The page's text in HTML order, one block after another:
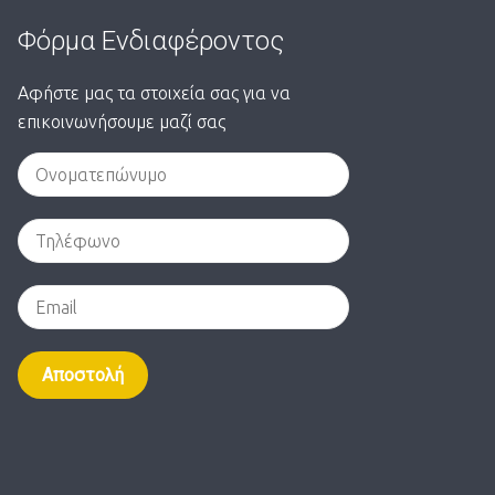
Φόρμα Ενδιαφέροντος
Αφήστε μας τα στοιχεία σας για να
επικοινωνήσουμε μαζί σας